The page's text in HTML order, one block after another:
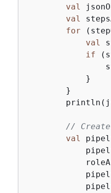
val
val
for
val
if
            }
        }
//
val